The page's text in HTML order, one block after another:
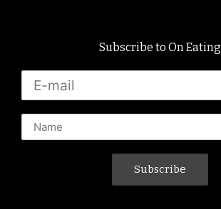
Subscribe to On Eating